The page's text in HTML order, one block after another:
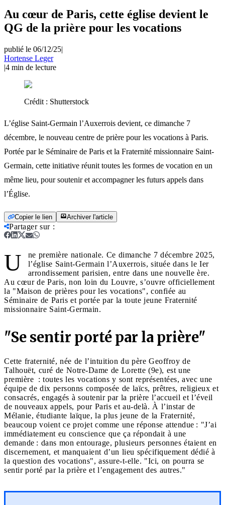
Au cœur de Paris, cette église devient le
QG de la prière pour les vocations
publié le 06/12/25|
Hortense Leger
|4 min de lecture
Crédit : Shutterstock
L’église Saint-Germain l’Auxerrois devient, ce dimanche 7
décembre, le nouveau centre de prière pour les vocations à Paris.
Portée par le Séminaire de Paris et la Fraternité missionnaire Saint-
Germain, cette initiative réunit toutes les formes de vocation en un
même lieu, pour soutenir et accompagner les futurs appels dans
l’Église.
Copier le lien Archiver l'article
Partager sur:
U
ne première nationale. Ce dimanche 7 décembre 2025,
l’église Saint-Germain l’Auxerrois, située dans le Ier
arrondissement parisien, entre dans une nouvelle ère.
Au cœur de Paris, non loin du Louvre, s’ouvre officiellement
la "Maison de prières pour les vocations", confiée au
Séminaire de Paris et portée par la toute jeune Fraternité
missionnaire Saint-Germain.
"Se sentir porté par la prière"
Cette fraternité, née de l’intuition du père Geoffroy de
Talhouët, curé de Notre-Dame de Lorette (9e), est une
première : toutes les vocations y sont représentées, avec une
équipe de dix personns composée de laïcs, prêtres, religieux et
consacrés, engagés à soutenir par la prière l’accueil et l’éveil
de nouveaux appels, pour Paris et au-delà. À l’instar de
Mélanie, étudiante laïque, la plus jeune de la Fraternité,
beaucoup voient ce projet comme une réponse attendue : "J’ai
immédiatement eu conscience que ça répondait à une
demande : dans mon entourage, plusieurs personnes étaient en
discernement, et manquaient d’un lieu spécifiquement dédié à
la question des vocations", assure-t-elle. "Ici, on pourra se
sentir porté par la prière et l’engagement des autres."